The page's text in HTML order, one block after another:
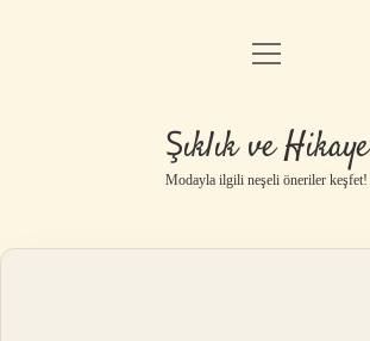
Gizlilik Politikası
Yasal Uyarı
menüyü
Şıklık ve Hikaye
Modayla ilgili neşeli öneriler keşfet!